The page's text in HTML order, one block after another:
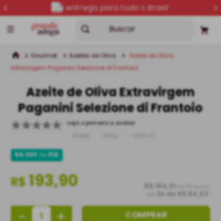
entrega para todo o Brasil
Buscar
Gourmet Azeites de Oliva
Azeite de Oliva
Extravirgem Paganini Selezione di Frantoio
Azeite de Oliva Extravirgem
Paganini Selezione di Frantoio
seja o primeiro a avaliar
5% OFFnoPIX
R$193,90 R$ 184,21
x de R$ 64,63
＋
－ COMPRAR